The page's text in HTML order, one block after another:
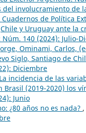
del involucramiento de
Cuadernos de Política
Chile y Uruguay ante la
140 (2024): Julio-
Ominami, Carlos,
Siglo, Santiago de
Diciembre
La incidencia de las
(2019-2020) los
Junio
¿80 años no es nada? ,